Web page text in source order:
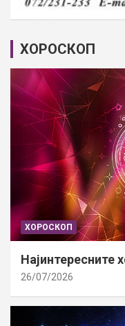
ХОРОСКОП
ХОРОСКОП
Најинтересните
26/07/2026